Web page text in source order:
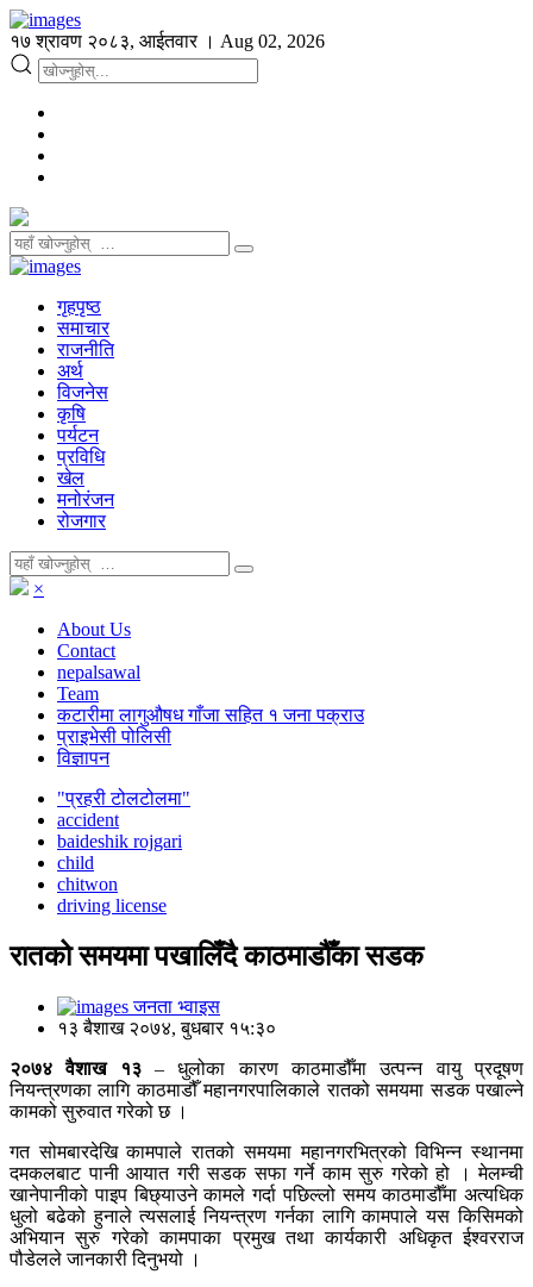
१७ श्रावण २०८३, आईतवार । Aug 02, 2026
गृहपृष्ठ
समाचार
राजनीति
अर्थ
विजनेस
कृषि
पर्यटन
प्रविधि
खेल
मनोरंजन
रोजगार
×
About Us
Contact
nepalsawal
Team
कटारीमा लागुऔषध गाँजा सहित १ जना पक्राउ
प्राइभेसी पोलिसी
विज्ञापन
"प्रहरी टोलटोलमा"
accident
baideshik rojgari
child
chitwon
driving license
रातको समयमा पखालिँदै काठमाडौँका सडक
जनता भ्वाइस
१३ बैशाख २०७४, बुधबार १५:३०
२०७४ वैशाख १३– धुलोका कारण काठमाडौँमा उत्पन्न वायु प्रदूषण
नियन्त्रणका लागि काठमाडौँ महानगरपालिकाले रातको समयमा सडक पखाल्ने
कामको सुरुवात गरेको छ ।
गत सोमबारदेखि कामपाले रातको समयमा महानगरभित्रको विभिन्न स्थानमा
दमकलबाट पानी आयात गरी सडक सफा गर्ने काम सुरु गरेको हो । मेलम्ची
खानेपानीको पाइप बिछ्याउने कामले गर्दा पछिल्लो समय काठमाडौँमा अत्यधिक
धुलो बढेको हुनाले त्यसलाई नियन्त्रण गर्नका लागि कामपाले यस किसिमको
अभियान सुरु गरेको कामपाका प्रमुख तथा कार्यकारी अधिकृत ईश्वरराज
पौडेलले जानकारी दिनुभयो ।